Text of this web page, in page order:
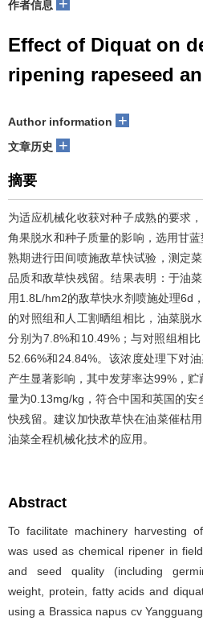
作者信息
Effect of Diquat on
ripening rapeseed
Author information +
文章历史 +
摘要
为适应机械化收获对种子成熟的要求
角果脱水和种子质量的影响，选用甘
熟期进行田间喷施敌草快试验，测定
品质和敌草快残留。结果表明：于油
用1.8L/hm2的敌草快水剂喷施处理6d
的对照组和人工割晒组相比，油菜脱
分别为7.8%和10.49%；与对照组相
52.66%和24.84%。该浓度处理下对
产生显著影响，其中发芽率达99%，
量为0.13mg/kg，符合中国和英国的
快残留。建议加快敌草快在油菜催枯
油菜全程机械化技术的应用。
Abstract
To facilitate machinery harvesting
was used as chemical ripener in
and seed quality (including
weight, protein, fatty acids and
using a Brassica napus cv